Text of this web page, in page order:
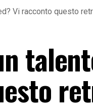
Vi racconto questo